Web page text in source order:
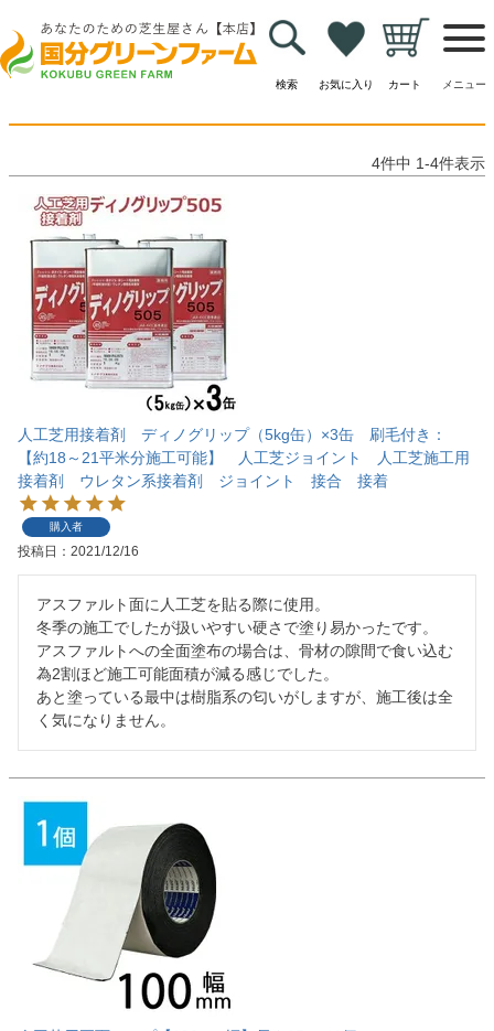
検索 お気に入り カート メニュー
yoshiki-ccさんのレビュー
4件中 1-4件表示
人工芝用接着剤 ディノグリップ（5kg缶）×3缶 刷毛付き：
【約18～21平米分施工可能】 人工芝ジョイント 人工芝施工用
接着剤 ウレタン系接着剤 ジョイント 接合 接着
購入者
投稿日 2021/12/16
アスファルト面に人工芝を貼る際に使用。
冬季の施工でしたが扱いやすい硬さで塗り易かったです。
アスファルトへの全面塗布の場合は、骨材の隙間で食い込む
為2割ほど施工可能面積が減る感じでした。
あと塗っている最中は樹脂系の匂いがしますが、施工後は全
く気になりません。